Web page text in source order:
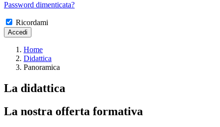
Password dimenticata?
Ricordami
Home
Didattica
Panoramica
La didattica
La nostra offerta formativa